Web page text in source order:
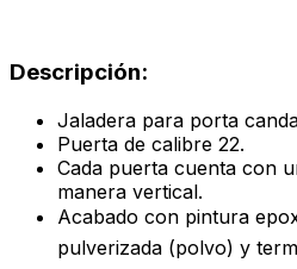
Descripción:
Jaladera para porta
Puerta de calibre 22.
Cada puerta cuenta con
manera vertical.
Acabado con pintura
pulverizada (polvo) y